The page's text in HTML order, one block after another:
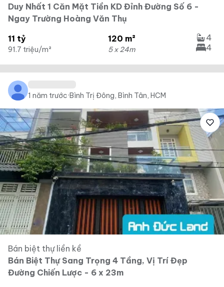
Duy Nhất 1 Căn Mặt Tiền KD Đỉnh Đường Số 6 -
Ngay Trường Hoàng Văn Thụ
11 tỷ
91.7 triệu/m²
120 m²
5 x 24m
4
4
1 năm trước·Bình Trị Đông, Bình Tân, HCM
Bán biệt thự liền kề
Bán Biệt Thự Sang Trọng 4 Tầng, Vị Trí Đẹp
Đường Chiến Lược - 6 x 23m